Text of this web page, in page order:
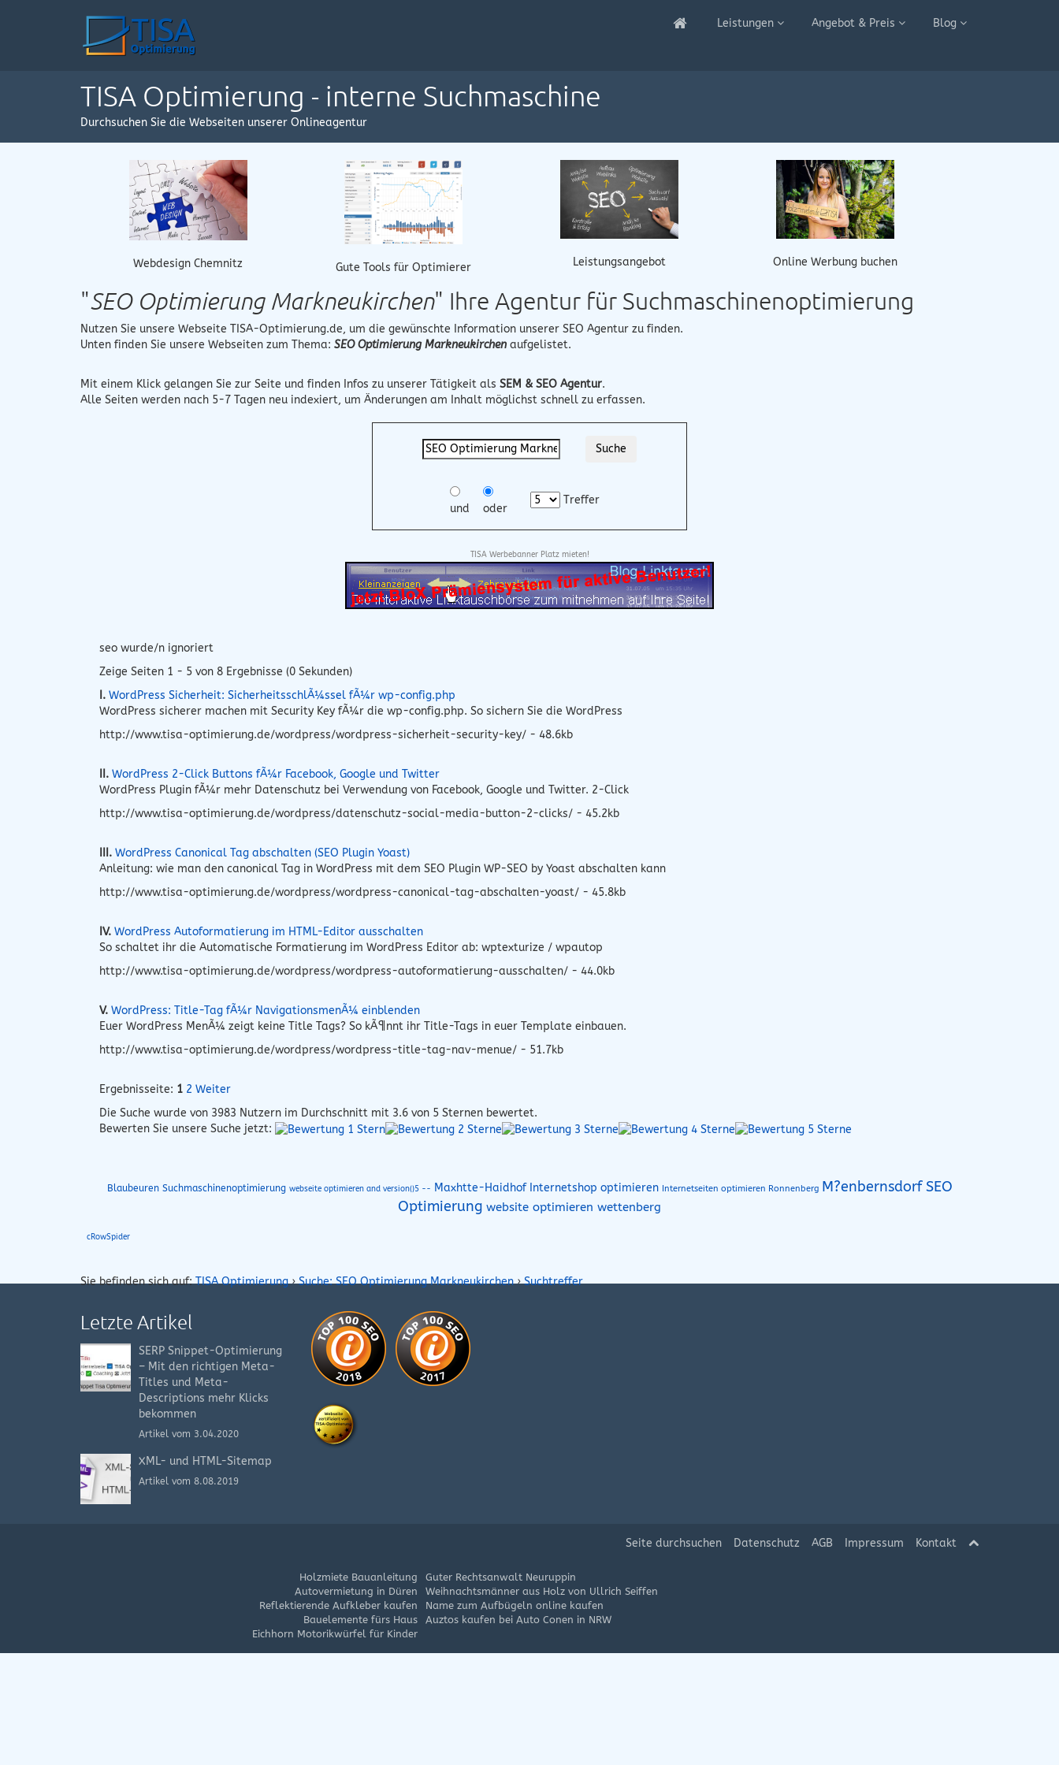
Leistungen Angebot & Preis Blog
TISA Optimierung - interne Suchmaschine
Durchsuchen Sie die Webseiten unserer Onlineagentur
Webdesign Chemnitz Gute Tools für Optimierer Leistungsangebot Online Werbung buchen
"SEO Optimierung Markneukirchen" Ihre Agentur für Suchmaschinenoptimierung
Nutzen Sie unsere Webseite TISA-Optimierung.de, um die gewünschte Information unserer SEO Agentur zu finden.
Unten finden Sie unsere Webseiten zum Thema: SEO Optimierung Markneukirchen aufgelistet.
Mit einem Klick gelangen Sie zur Seite und finden Infos zu unserer Tätigkeit als SEM & SEO Agentur.
Alle Seiten werden nach 5-7 Tagen neu indexiert, um Änderungen am Inhalt möglichst schnell zu erfassen.
und oder
Treffer
TISA Werbebanner Platz mieten!
seo wurde/n ignoriert
Zeige Seiten 1 - 5 von 8 Ergebnisse (0 Sekunden)
I. WordPress Sicherheit: SicherheitsschlÃ¼ssel fÃ¼r wp-config.php
WordPress sicherer machen mit Security Key fÃ¼r die wp-config.php. So sichern Sie die WordPress
http://www.tisa-optimierung.de/wordpress/wordpress-sicherheit-security-key/ - 48.6kb
II. WordPress 2-Click Buttons fÃ¼r Facebook, Google und Twitter
WordPress Plugin fÃ¼r mehr Datenschutz bei Verwendung von Facebook, Google und Twitter. 2-Click
http://www.tisa-optimierung.de/wordpress/datenschutz-social-media-button-2-clicks/ - 45.2kb
III. WordPress Canonical Tag abschalten (SEO Plugin Yoast)
Anleitung: wie man den canonical Tag in WordPress mit dem SEO Plugin WP-SEO by Yoast abschalten kann
http://www.tisa-optimierung.de/wordpress/wordpress-canonical-tag-abschalten-yoast/ - 45.8kb
IV. WordPress Autoformatierung im HTML-Editor ausschalten
So schaltet ihr die Automatische Formatierung im WordPress Editor ab: wptexturize / wpautop
http://www.tisa-optimierung.de/wordpress/wordpress-autoformatierung-ausschalten/ - 44.0kb
V. WordPress: Title-Tag fÃ¼r NavigationsmenÃ¼ einblenden
Euer WordPress MenÃ¼ zeigt keine Title Tags? So kÃ¶nnt ihr Title-Tags in euer Template einbauen.
http://www.tisa-optimierung.de/wordpress/wordpress-title-tag-nav-menue/ - 51.7kb
Ergebnisseite: 1 2 Weiter
Die Suche wurde von 3983 Nutzern im Durchschnitt mit 3.6 von 5 Sternen bewertet.
Bewerten Sie unsere Suche jetzt:
Blaubeuren Suchmaschinenoptimierung webseite optimieren and version()5 -- Maxhtte-Haidhof Internetshop optimieren Internetseiten optimieren Ronnenberg M?enbernsdorf SEO
Optimierung website optimieren wettenberg
cRowSpider
Sie befinden sich auf:TISA Optimierung›Suche: SEO Optimierung Markneukirchen›Suchtreffer
Letzte Artikel
SERP Snippet-Optimierung
– Mit den richtigen Meta-
Titles und Meta-
Descriptions mehr Klicks
bekommen
Artikel vom 3.04.2020
XML- und HTML-Sitemap
Artikel vom 8.08.2019
Seite durchsuchen Datenschutz AGB Impressum Kontakt
Holzmiete Bauanleitung
Autovermietung in Düren
Reflektierende Aufkleber kaufen
Bauelemente fürs Haus
Eichhorn Motorikwürfel für Kinder
Guter Rechtsanwalt Neuruppin
Weihnachtsmänner aus Holz von Ullrich Seiffen
Name zum Aufbügeln online kaufen
Auztos kaufen bei Auto Conen in NRW